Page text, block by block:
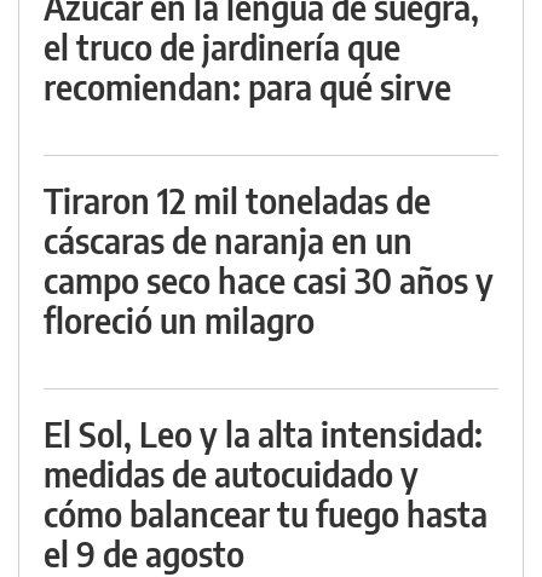
el truco de jardinería que
recomiendan: para qué sirve
Tiraron 12 mil toneladas de
cáscaras de naranja en un
campo seco hace casi 30 años y
floreció un milagro
El Sol, Leo y la alta intensidad:
medidas de autocuidado y
cómo balancear tu fuego hasta
el 9 de agosto